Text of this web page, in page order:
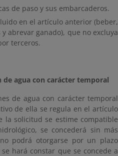
de paso y sus embarcaderos.
en el artículo anterior (beber,
abrevar ganado), que no excluya
terceros.
agua con carácter temporal
de agua con carácter temporal
de ella se regula en el artículo
la solicitud se estime compatible
se concederá sin más
podrá otorgarse por un plazo
hará constar que se concede a